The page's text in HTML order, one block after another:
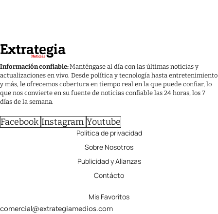
Información confiable:Manténgase al día con las últimas noticias y
actualizaciones en vivo. Desde política y tecnología hasta entretenimiento
y más, le ofrecemos cobertura en tiempo real en la que puede confiar, lo
que nos convierte en su fuente de noticias confiable las 24 horas, los 7
días de la semana.
Facebook Instagram Youtube
Política de privacidad
Sobre Nosotros
Publicidad y Alianzas
Contácto
Mis Favoritos
comercial@extrategiamedios.com